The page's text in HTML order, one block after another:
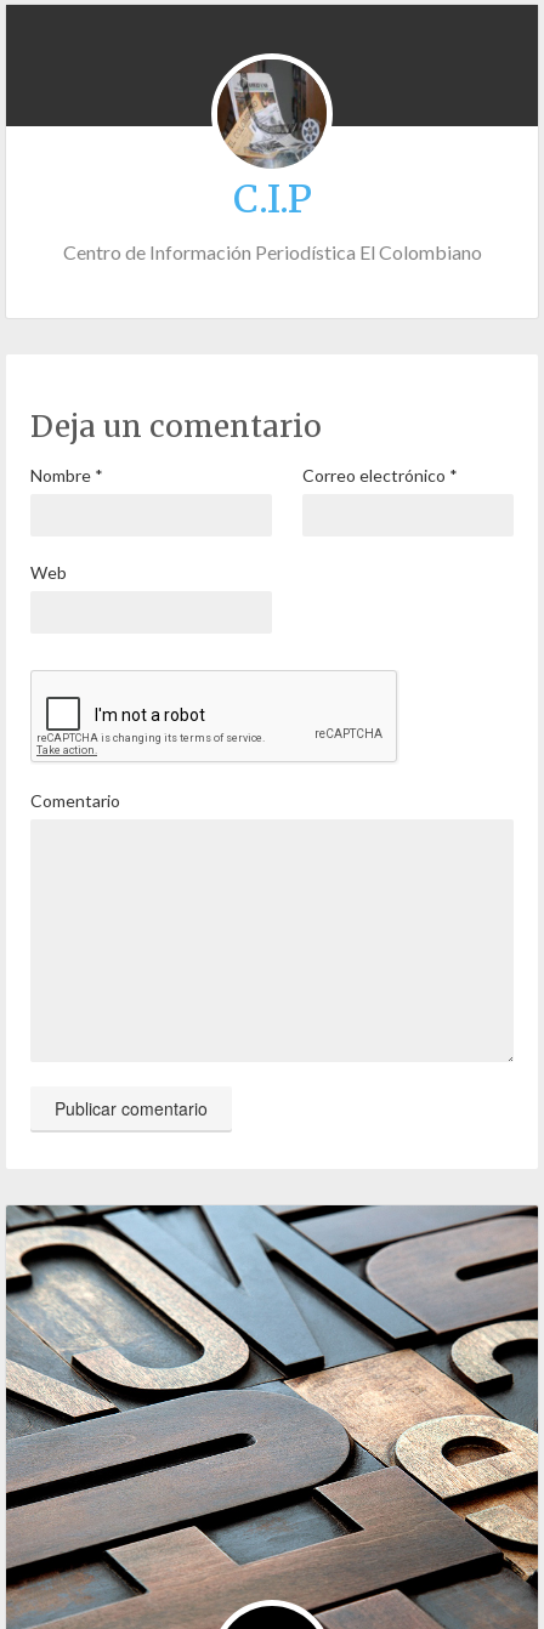
C.I.P
Centro de Información Periodística El Colombiano
Deja un comentario
Nombre * Correo electrónico *
Web
Comentario